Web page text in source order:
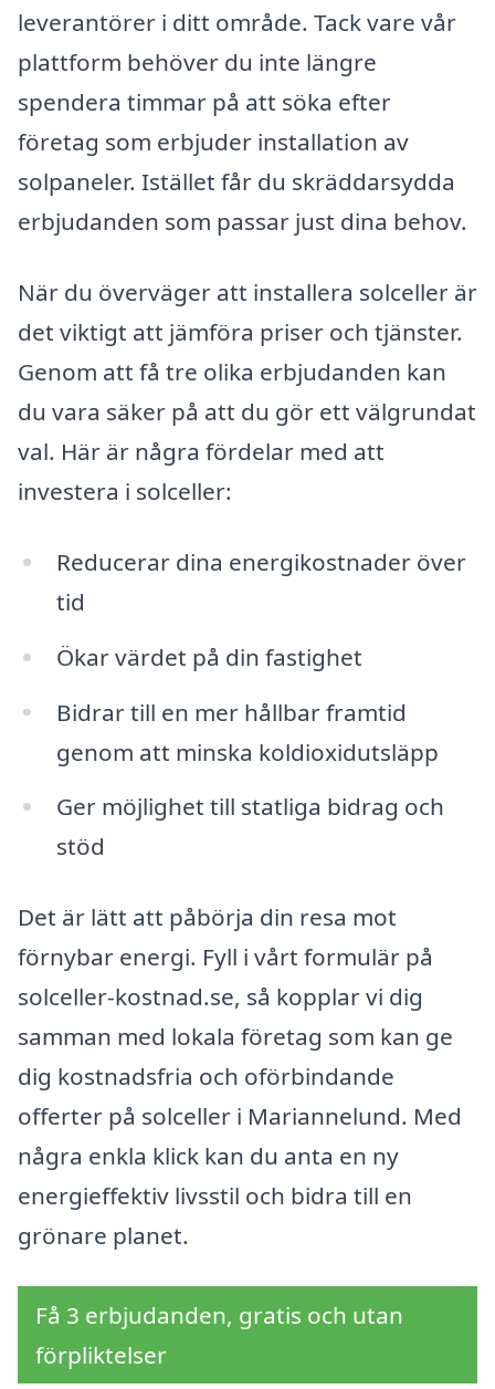
leverantörer i ditt område. Tack vare vår
plattform behöver du inte längre
spendera timmar på att söka efter
företag som erbjuder installation av
solpaneler. Istället får du skräddarsydda
erbjudanden som passar just dina behov.
När du överväger att installera solceller är
det viktigt att jämföra priser och tjänster.
Genom att få tre olika erbjudanden kan
du vara säker på att du gör ett välgrundat
val. Här är några fördelar med att
investera i solceller:
Reducerar dina energikostnader över
tid
Ökar värdet på din fastighet
Bidrar till en mer hållbar framtid
genom att minska koldioxidutsläpp
Ger möjlighet till statliga bidrag och
stöd
Det är lätt att påbörja din resa mot
förnybar energi. Fyll i vårt formulär på
solceller-kostnad.se, så kopplar vi dig
samman med lokala företag som kan ge
dig kostnadsfria och oförbindande
offerter på solceller i Mariannelund. Med
några enkla klick kan du anta en ny
energieffektiv livsstil och bidra till en
grönare planet.
Få 3 erbjudanden, gratis och utan
förpliktelser